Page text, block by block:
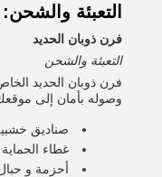
التعبئة والشحن:
فرن ذوبان الحديد
التعبئة والشحن
فرن ذوبان الحديد
وصوله بأمان إلى
صناديق
غطاء
أحزمة و